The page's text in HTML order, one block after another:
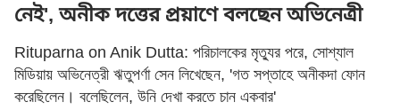
নেই', অনীক দত্তের প্রয়াণে বলছেন অভিনেত্রী
Rituparna on Anik Dutta: পরিচালকের মৃত্যুর পরে, সোশ্যাল
মিডিয়ায় অভিনেত্রী ঋতুপর্ণা সেন লিখেছেন, 'গত সপ্তাহে অনীকদা ফোন
করেছিলেন। বলেছিলেন, উনি দেখা করতে চান একবার'